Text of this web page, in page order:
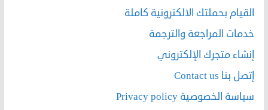
القيام بحملتك الالكترونية كاملة
خدمات المراجعة والترجمة
إنشاء متجرك الإلكتروني
إتصل بنا Contact us
سياسة الخصوصية Privacy policy